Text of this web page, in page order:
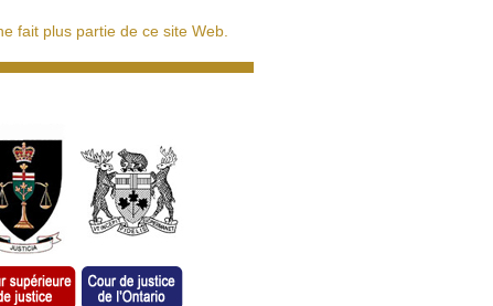
fait plus partie de ce site Web.